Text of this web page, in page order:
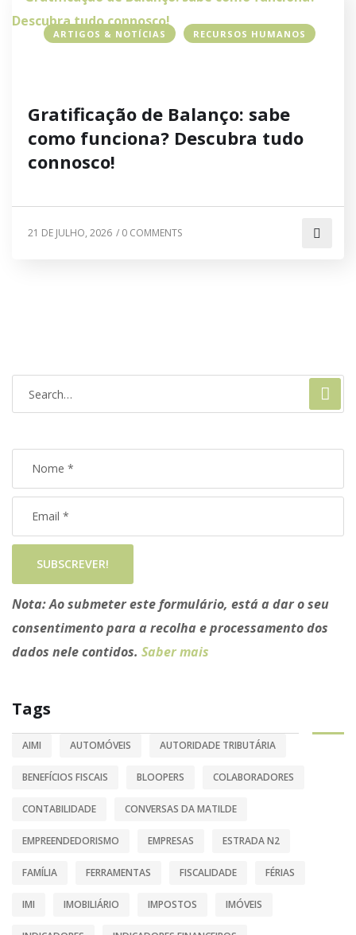
ARTIGOS & NOTÍCIAS RECURSOS HUMANOS
Gratificação de Balanço: sabe
como funciona? Descubra tudo
connosco!
21 DE JULHO, 2026 / 0 COMMENTS
SUBSCREVER!
Nota:Ao submeter este formulário, está a dar o seu
consentimento para a recolha e processamento dos
dados nele contidos. Saber mais
Tags
AIMI AUTOMÓVEIS AUTORIDADE TRIBUTÁRIA
BENEFÍCIOS FISCAIS BLOOPERS COLABORADORES
CONTABILIDADE CONVERSAS DA MATILDE
EMPREENDEDORISMO EMPRESAS ESTRADA N2
FAMÍLIA FERRAMENTAS FISCALIDADE FÉRIAS
IMI IMOBILIÁRIO IMPOSTOS IMÓVEIS